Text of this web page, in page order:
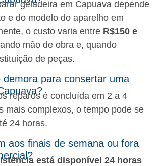
geladeira em Capuava depende
e do modelo do aparelho em
o custo varia entre R$150 e
mão de obra e, quando
de peças.
demora para consertar uma
reparos é concluída em 2 a 4
mais complexos, o tempo pode se
24 horas.
aos finais de semana ou fora
está disponível 24 horas